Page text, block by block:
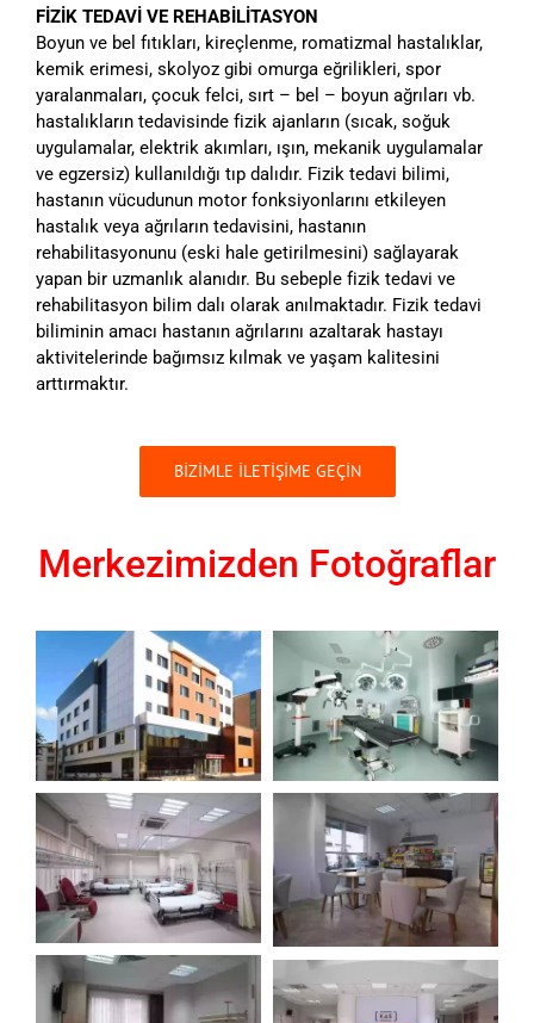
FİZİK TEDAVİ VE REHABİLİTASYON
Boyun ve bel fıtıkları, kireçlenme, romatizmal hastalıklar,
kemik erimesi, skolyoz gibi omurga eğrilikleri, spor
yaralanmaları, çocuk felci, sırt – bel – boyun ağrıları vb.
hastalıkların tedavisinde fizik ajanların (sıcak, soğuk
uygulamalar, elektrik akımları, ışın, mekanik uygulamalar
ve egzersiz) kullanıldığı tıp dalıdır. Fizik tedavi bilimi,
hastanın vücudunun motor fonksiyonlarını etkileyen
hastalık veya ağrıların tedavisini, hastanın
rehabilitasyonunu (eski hale getirilmesini) sağlayarak
yapan bir uzmanlık alanıdır. Bu sebeple fizik tedavi ve
rehabilitasyon bilim dalı olarak anılmaktadır. Fizik tedavi
biliminin amacı hastanın ağrılarını azaltarak hastayı
aktivitelerinde bağımsız kılmak ve yaşam kalitesini
arttırmaktır.
BİZİMLE İLETİŞİME GEÇİN
Merkezimizden Fotoğraflar